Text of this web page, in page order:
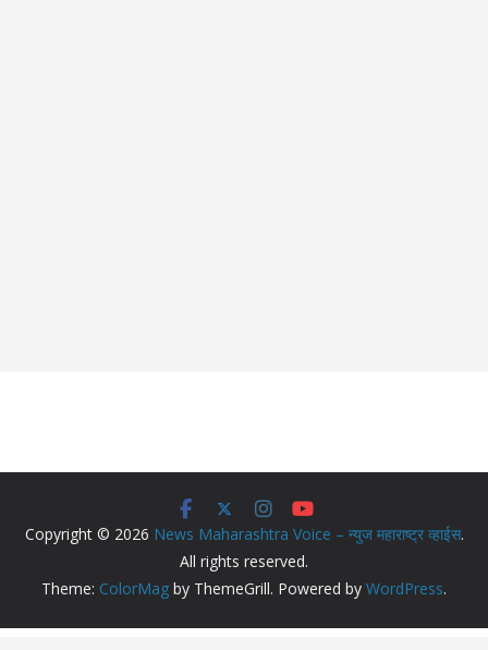
Copyright © 2026 News Maharashtra Voice – न्युज महाराष्ट्र व्हाईस.
All rights reserved.
Theme: ColorMag by ThemeGrill. Powered by WordPress.